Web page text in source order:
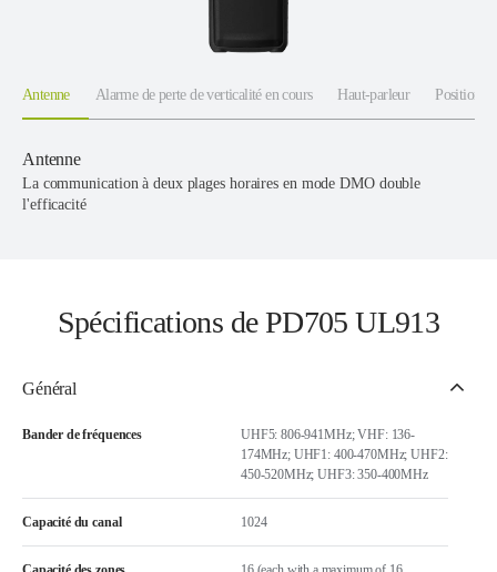
Antenne Alarme de perte de verticalité en cours Haut-parleur Position
Antenne
La communication à deux plages horaires en mode DMO double
l'efficacité
Spécifications de PD705 UL913
Général
Bander de fréquences
UHF5: 806-941MHz; VHF: 136-
174MHz; UHF1: 400-470MHz; UHF2:
450-520MHz; UHF3: 350-400MHz
Capacité du canal 1024